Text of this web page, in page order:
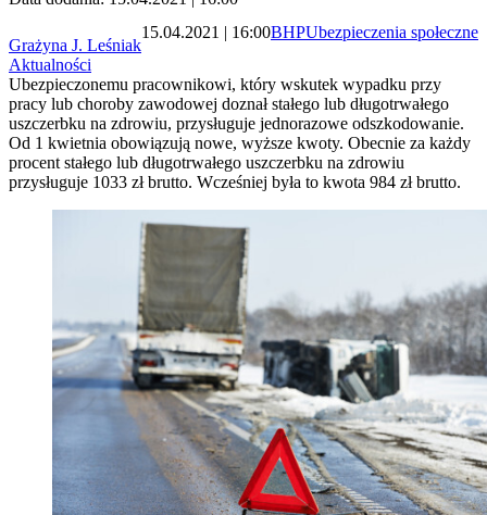
Grażyna J. Leśniak
15.04.2021 | 16:00BHPUbezpieczenia społeczne
Aktualności
Ubezpieczonemu pracownikowi, który wskutek wypadku przy
pracy lub choroby zawodowej doznał stałego lub długotrwałego
uszczerbku na zdrowiu, przysługuje jednorazowe odszkodowanie.
Od 1 kwietnia obowiązują nowe, wyższe kwoty. Obecnie za każdy
procent stałego lub długotrwałego uszczerbku na zdrowiu
przysługuje 1033 zł brutto. Wcześniej była to kwota 984 zł brutto.